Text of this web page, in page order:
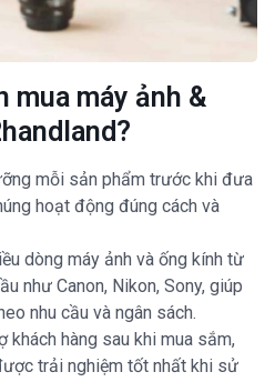
mua máy ảnh &
mỗi sản phẩm trước khi đưa
hoạt động đúng cách và
dòng máy ảnh và ống kính từ
như Canon, Nikon, Sony, giúp
nhu cầu và ngân sách.
khách hàng sau khi mua sắm,
trải nghiệm tốt nhất khi sử